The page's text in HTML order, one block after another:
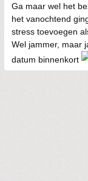
Ga maar wel het
het vanochtend
stress toevoegen
Wel jammer, maar
datum binnenkort